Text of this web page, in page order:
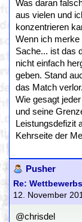
Was daran
aus vielen und
konzentrieren
Wenn ich merke
Sache... ist das
nicht einfach
geben. Stand
das Match
Wie gesagt
und seine
Leistungsdefizit
Kehrseite der
Pusher
Re:
12. November
@chrisdel